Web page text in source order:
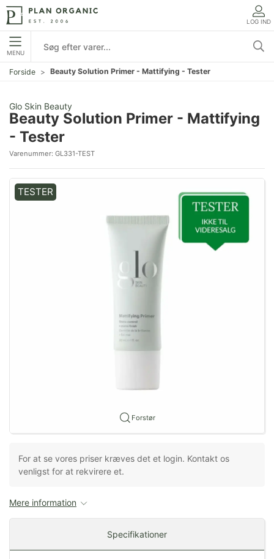
LOG IND
MENU
Forside Beauty Solution Primer - Mattifying - Tester
Glo Skin Beauty
Beauty Solution Primer - Mattifying
- Tester
Varenummer: GL331-TEST
TESTER
Forstør
For at se vores priser kræves det et login. Kontakt os
venligst for at rekvirere et.
Mere information
Specifikationer